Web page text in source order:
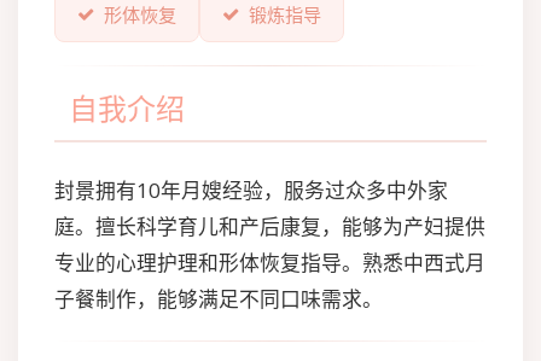
形体恢复 锻炼指导
自我介绍
封景拥有10年月嫂经验，服务过众多中外家
庭。擅长科学育儿和产后康复，能够为产妇提供
专业的心理护理和形体恢复指导。熟悉中西式月
子餐制作，能够满足不同口味需求。